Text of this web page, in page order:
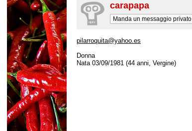
carapapa
Manda un messaggio privato
pilarroquita@yahoo.es
Donna
Nata 03/09/1981 (44 anni, Vergine)